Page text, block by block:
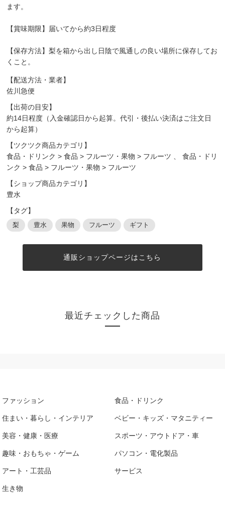
ます。
【賞味期限】届いてから約3日程度
【保存方法】梨を箱から出し日陰で風通しの良い場所に保存してお
くこと。
【配送方法・業者】
佐川急便
【出荷の目安】
約14日程度（入金確認日から起算。代引・後払い決済はご注文日
から起算）
【ツクツク商品カテゴリ】
食品・ドリンク >食品 > フルーツ・果物 > フルーツ 、食品・ドリ
ンク >食品 > フルーツ・果物 > フルーツ
【ショップ商品カテゴリ】
豊水
【タグ】
梨 豊水 果物 フルーツ ギフト
通販ショップページはこちら
最近チェックした商品
ファッション 食品・ドリンク
住まい・暮らし・インテリア ベビー・キッズ・マタニティー
美容・健康・医療 スポーツ・アウトドア・車
趣味・おもちゃ・ゲーム パソコン・電化製品
アート・工芸品 サービス
生き物